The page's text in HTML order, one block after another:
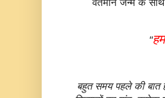
वर्तमान जन्म के
"
बहुत समय पहले की बात